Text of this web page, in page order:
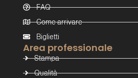
Area professionale
Stampa
Qualità
FAQ
Come arrivare
Biglietti